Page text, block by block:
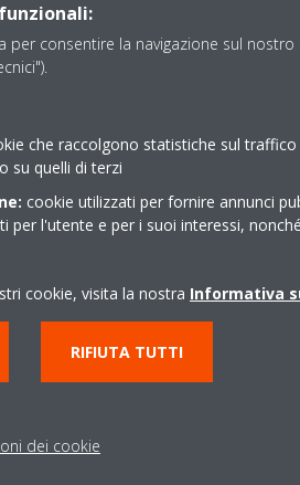
grazie alla predisposizione di uno
generatore ausiliario anche
collegando in parallelo più
e manutenzione
di accumulo e l'assenza di
La compattezza consente inoltre
per consentire la navigazione sul
che raccolgono statistiche sul
su quelli di terzi
cookie utilizzati per fornire annunci
per l'utente e per i suoi interessi,
cookie, visita la nostra Informativa
RIFIUTA TUTTI
dei cookie